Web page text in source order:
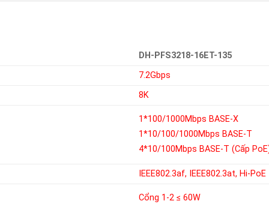
DH-PFS3218-16ET-135
7.2Gbps
8K
1*100/1000Mbps BASE-X
1*10/100/1000Mbps BASE-T
4*10/100Mbps BASE-T (Cấp
IEEE802.3af, IEEE802.3at, Hi-PoE
Cổng 1-2 ≤ 60W